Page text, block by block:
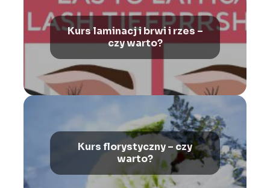
Kurs laminacj i brwi i rzes –
czy warto?
Kurs florystyczny – czy
warto?